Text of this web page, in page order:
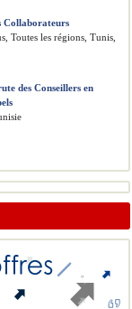
Collaborateurs
Toutes les régions, Tunis,
des Conseillers en